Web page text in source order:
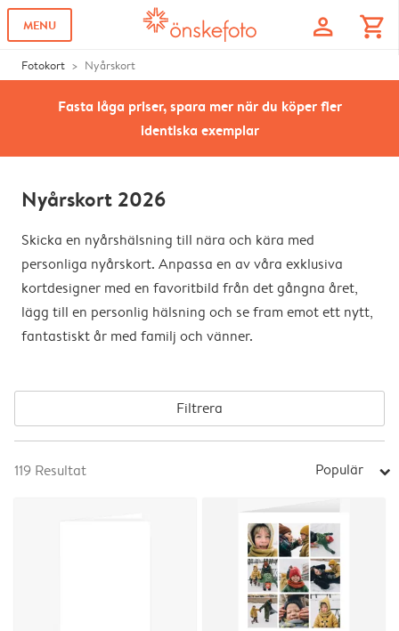
MENU profile shopping_cart
Fotokort Nyårskort
Fasta låga priser, spara mer när du köper fler
identiska exemplar
Nyårskort 2026
Skicka en nyårshälsning till nära och kära med
personliga nyårskort. Anpassa en av våra exklusiva
kortdesigner med en favoritbild från det gångna året,
lägg till en personlig hälsning och se fram emot ett nytt,
fantastiskt år med familj och vänner.
Filtrera
119 Resultat Populär arrow_right